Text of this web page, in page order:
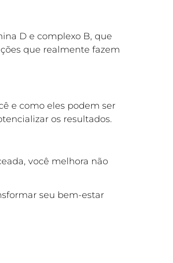
D e complexo B, que
que realmente fazem
e como eles podem ser
os resultados.
você melhora não
seu bem-estar